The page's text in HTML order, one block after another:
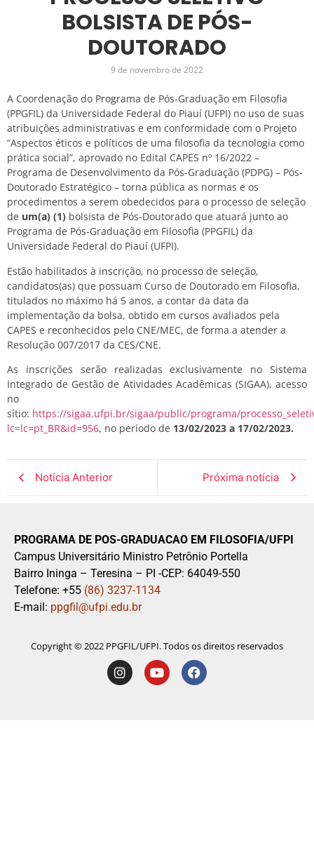
BOLSISTA DE PÓS-
DOUTORADO
9 de novembro de 2022
A Coordenação do Programa de Pós-Graduação em Filosofia
(PPGFIL) da Universidade Federal do Piauí (UFPI) no uso de suas
atribuições administrativas e em conformidade com o Projeto
“Aspectos éticos e políticos de uma filosofia da tecnologia como
prática social”, aprovado no Edital CAPES nº 16/2022 –
Programa de Desenvolvimento da Pós-Graduação (PDPG) – Pós-
Doutorado Estratégico – torna pública as normas e os
procedimentos a serem obedecidos para o processo de seleção
de um(a) (1) bolsista de Pós-Doutorado que atuará junto ao
Programa de Pós-Graduação em Filosofia (PPGFIL) da
Universidade Federal do Piauí (UFPI).
Estão habilitados à inscrição, no processo de seleção,
candidatos(as) que possuam Curso de Doutorado em Filosofia,
titulados no máximo há 5 anos, a contar da data da
implementação da bolsa, obtido em cursos avaliados pela
CAPES e reconhecidos pelo CNE/MEC, de forma a atender a
Resolução 007/2017 da CES/CNE.
As inscrições serão realizadas exclusivamente no Sistema
Integrado de Gestão de Atividades Acadêmicas (SIGAA), acesso
no
sítio: https://sigaa.ufpi.br/sigaa/public/programa/
lc=lc=pt_BR&id=956, no período de 13/02/2023 a 17/02/2023.
Notícia Anterior Próxima notícia
PROGRAMA DE POS-GRADUACAO EM FILOSOFIA/UFPI
Campus Universitário Ministro Petrônio Portella
Bairro Ininga – Teresina – PI -CEP: 64049-550
Telefone: +55 (86) 3237-1134
E-mail: ppgfil@ufpi.edu.br
Copyright © 2022 PPGFIL/UFPI. Todos os direitos reservados